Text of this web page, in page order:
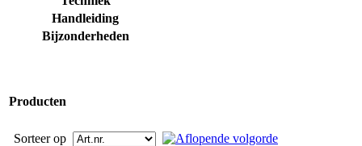
Handleiding
Bijzonderheden
Producten
Sorteer op